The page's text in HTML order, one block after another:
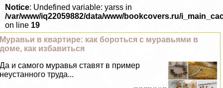
Notice: Undefined variable: yarss in
/var/www/iq22059882/data/www/bookcovers.ru/
on line 19
Муравьи в квартире: как бороться с муравьями в
доме, как избавиться
Да и самого муравья ставят в пример
неустанного труда...